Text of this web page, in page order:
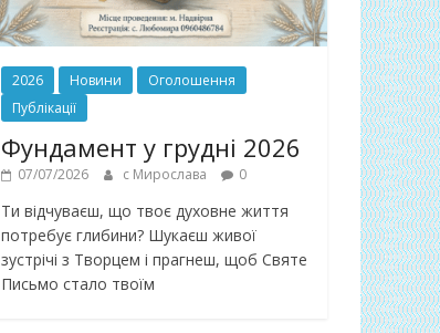
2026 Новини
Оголошення
Публікації
Фундамент у грудні 2026
07/07/2026 с Мирослава 0
Ти відчуваєш, що твоє духовне життя
потребує глибини? Шукаєш живої
зустрічі з Творцем і прагнеш, щоб Святе
Письмо стало твоїм